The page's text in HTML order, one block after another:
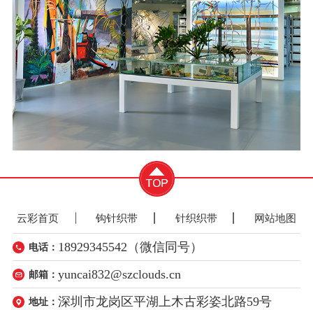
云彩首页 钩针织带 针织织带 网站地图
电话： 18929345542（微信同号）
邮箱：yuncai832@szclouds.cn
地址：深圳市龙岗区平湖上木古彩姿北路59号